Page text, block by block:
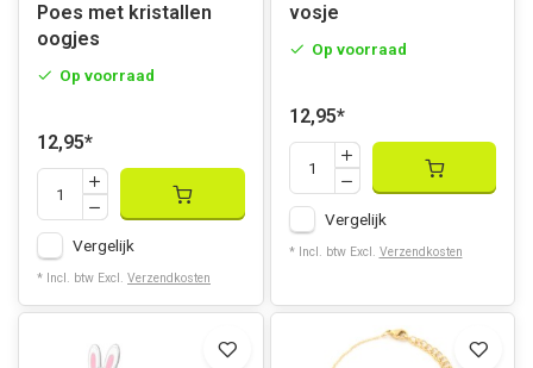
Poes met kristallen
oogjes
Op voorraad
12,95*
Vergelijk
* Incl. btw Excl. Verzendkosten
vosje
Op voorraad
12,95*
Vergelijk
* Incl. btw Excl. Verzendkosten